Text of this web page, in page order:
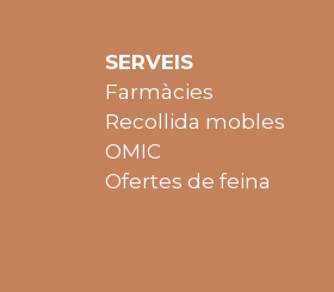
SERVEIS
Farmàcies
Recollida mobles
OMIC
Ofertes de feina